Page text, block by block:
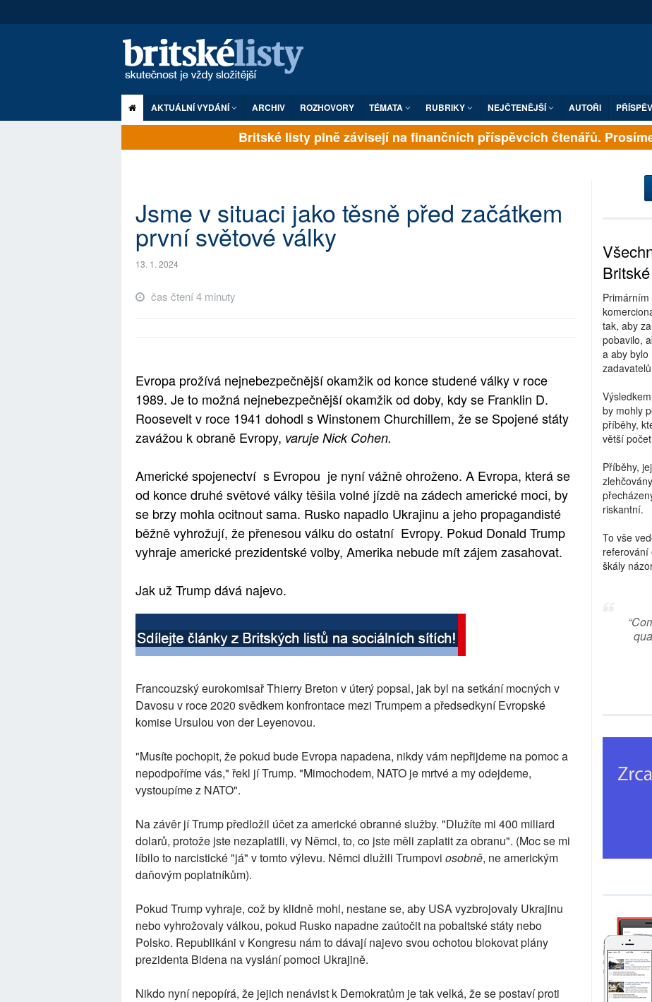
AKTUÁLNÍ VYDÁNÍ ARCHIV ROZHOVORY TÉMATA RUBRIKY NEJČTENĚJŠÍ AUTOŘI
Britské listy plně závisejí na finančních příspěvcích čtenářů. Prosíme,
Jsme v situaci jako těsně před začátkem
první světové války
13. 1. 2024
čas čtení 4 minuty
Evropa prožívá nejnebezpečnější okamžik od konce studené války v roce
1989. Je to možná nejnebezpečnější okamžik od doby, kdy se Franklin D.
Roosevelt v roce 1941 dohodl s Winstonem Churchillem, že se Spojené státy
zavážou k obraně Evropy, varuje Nick Cohen.
Americké spojenectví s Evropou je nyní vážně ohroženo. A Evropa, která se
od konce druhé světové války těšila volné jízdě na zádech americké moci, by
se brzy mohla ocitnout sama. Rusko napadlo Ukrajinu a jeho propagandisté
běžně vyhrožují, že přenesou válku do ostatní Evropy. Pokud Donald Trump
vyhraje americké prezidentské volby, Amerika nebude mít zájem zasahovat.
Jak už Trump dává najevo.
Francouzský eurokomisař Thierry Breton v úterý popsal, jak byl na setkání mocných v
Davosu v roce 2020 svědkem konfrontace mezi Trumpem a předsedkyní Evropské
komise Ursulou von der Leyenovou.
"Musíte pochopit, že pokud bude Evropa napadena, nikdy vám nepřijdeme na pomoc a
nepodpoříme vás," řekl jí Trump. "Mimochodem, NATO je mrtvé a my odejdeme,
vystoupíme z NATO".
Na závěr jí Trump předložil účet za americké obranné služby. "Dlužíte mi 400 miliard
dolarů, protože jste nezaplatili, vy Němci, to, co jste měli zaplatit za obranu". (Moc se mi
líbilo to narcistické "já" v tomto výlevu. Němci dlužili Trumpovi osobně, ne americkým
daňovým poplatníkům).
Pokud Trump vyhraje, což by klidně mohl, nestane se, aby USA vyzbrojovaly Ukrajinu
nebo vyhrožovaly válkou, pokud Rusko napadne zaútočit na pobaltské státy nebo
Polsko. Republikáni v Kongresu nám to dávají najevo svou ochotou blokovat plány
prezidenta Bidena na vyslání pomoci Ukrajině.
Nikdo nyní nepopírá, že jejich nenávist k Demokratům je tak velká, že se postaví proti
tak, aby
pobavilo,
a aby bylo
by mohly
příběhy,
větší
Příběhy,
riskantní.
To vše
referování
škály